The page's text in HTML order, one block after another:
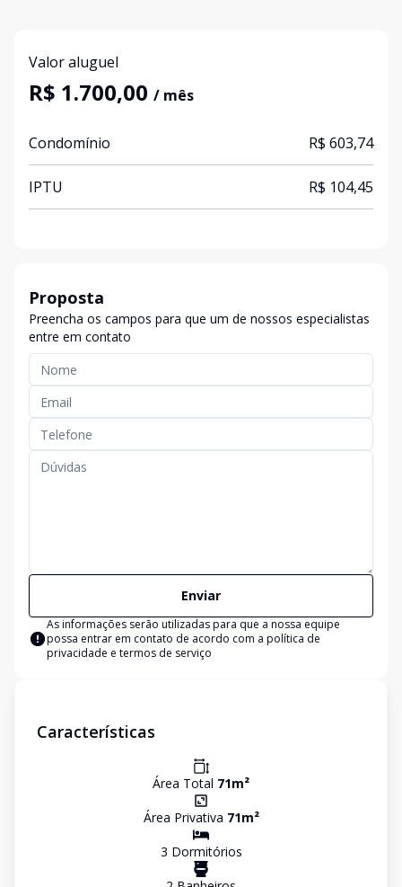
Valor aluguel
R$ 1.700,00 / mês
Condomínio R$ 603,74
IPTU R$ 104,45
Proposta
Preencha os campos para que um de nossos especialistas
entre em contato
Enviar
As informações serão utilizadas para que a nossa equipe
possa entrar em contato de acordo com a política de
privacidade e termos de serviço
Características
Área Total 71m²
Área Privativa 71m²
3 Dormitórios